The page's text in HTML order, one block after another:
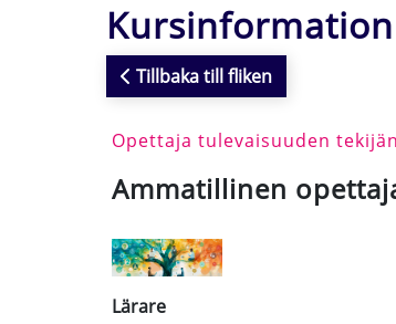
Kursinformation
Tillbaka till fliken
Opettaja tulevaisuuden
Ammatillinen
Lärare